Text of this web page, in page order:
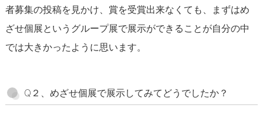
者募集の投稿を見かけ、賞を受賞出来なくても、まずはめ
ざせ個展というグループ展で展示ができることが自分の中
では大きかったように思います。
Q２、めざせ個展で展示してみてどうでしたか？